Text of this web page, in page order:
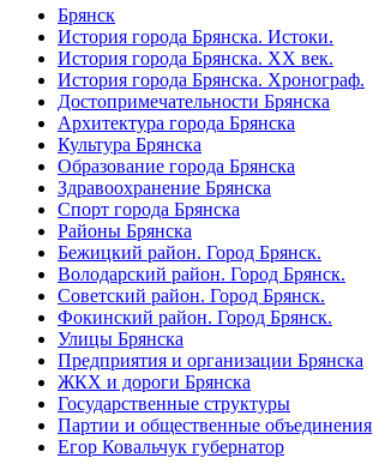
Брянск
История города Брянска. Истоки.
История города Брянска. XX век.
История города Брянска. Хронограф.
Достопримечательности Брянска
Архитектура города Брянска
Культура Брянска
Образование города Брянска
Здравоохранение Брянска
Спорт города Брянска
Районы Брянска
Бежицкий район. Город Брянск.
Володарский район. Город Брянск.
Советский район. Город Брянск.
Фокинский район. Город Брянск.
Улицы Брянска
Предприятия и организации Брянска
ЖКХ и дороги Брянска
Государственные структуры
Партии и общественные объединения
Егор Ковальчук губернатор